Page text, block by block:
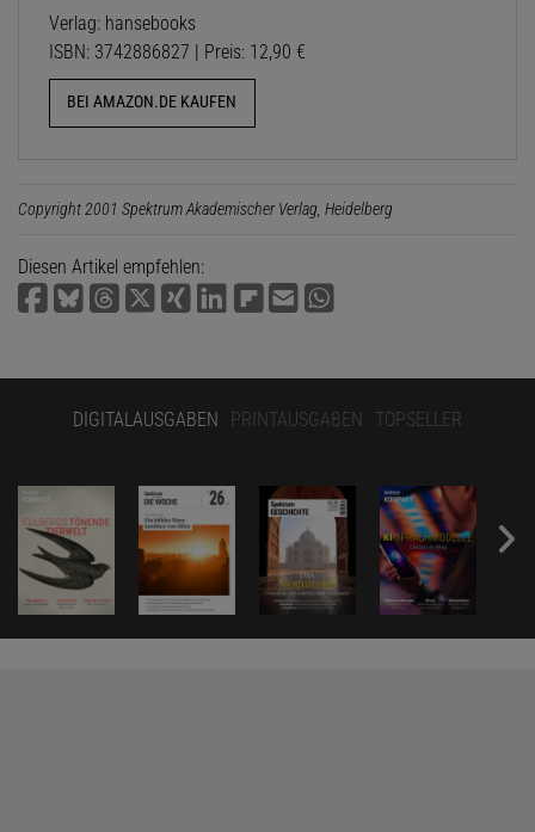
Verlag: hansebooks
ISBN: 3742886827 | Preis: 12,90 €
BEI AMAZON.DE KAUFEN
Copyright 2001 Spektrum Akademischer Verlag, Heidelberg
Diesen Artikel empfehlen:
DIGITALAUSGABEN PRINTAUSGABEN TOPSELLER